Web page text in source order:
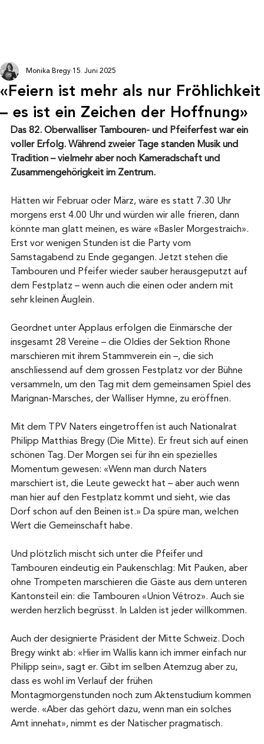
«Feiern ist mehr als nur Fröhlichkeit
– es ist ein Zeichen der Hoffnung»
Monika Bregy 15. Juni 2025
Das 82. Oberwalliser Tambouren- und Pfeiferfest war ein
voller Erfolg. Während zweier Tage standen Musik und
Tradition – vielmehr aber noch Kameradschaft und
Zusammengehörigkeit im Zentrum.
Hätten wir Februar oder März, wäre es statt 7.30 Uhr
morgens erst 4.00 Uhr und würden wir alle frieren, dann
könnte man glatt meinen, es wäre «Basler Morgestraich».
Erst vor wenigen Stunden ist die Party vom
Samstagabend zu Ende gegangen. Jetzt stehen die
Tambouren und Pfeifer wieder sauber herausgeputzt auf
dem Festplatz – wenn auch die einen oder andern mit
sehr kleinen Äuglein.
Geordnet unter Applaus erfolgen die Einmärsche der
insgesamt 28 Vereine – die Oldies der Sektion Rhone
marschieren mit ihrem Stammverein ein –, die sich
anschliessend auf dem grossen Festplatz vor der Bühne
versammeln, um den Tag mit dem gemeinsamen Spiel des
Marignan-Marsches, der Walliser Hymne, zu eröffnen.
Mit dem TPV Naters eingetroffen ist auch Nationalrat
Philipp Matthias Bregy (Die Mitte). Er freut sich auf einen
schönen Tag. Der Morgen sei für ihn ein spezielles
Momentum gewesen: «Wenn man durch Naters
marschiert ist, die Leute geweckt hat – aber auch wenn
man hier auf den Festplatz kommt und sieht, wie das
Dorf schon auf den Beinen ist.» Da spüre man, welchen
Wert die Gemeinschaft habe.
Und plötzlich mischt sich unter die Pfeifer und
Tambouren eindeutig ein Paukenschlag: Mit Pauken, aber
ohne Trompeten marschieren die Gäste aus dem unteren
Kantonsteil ein: die Tambouren «Union Vétroz». Auch sie
werden herzlich begrüsst. In Lalden ist jeder willkommen.
Auch der designierte Präsident der Mitte Schweiz. Doch
Bregy winkt ab: «Hier im Wallis kann ich immer einfach nur
Philipp sein», sagt er. Gibt im selben Atemzug aber zu,
dass es wohl im Verlauf der frühen
Montagmorgenstunden noch zum Aktenstudium kommen
werde. «Aber das gehört dazu, wenn man ein solches
Amt innehat», nimmt es der Natischer pragmatisch.